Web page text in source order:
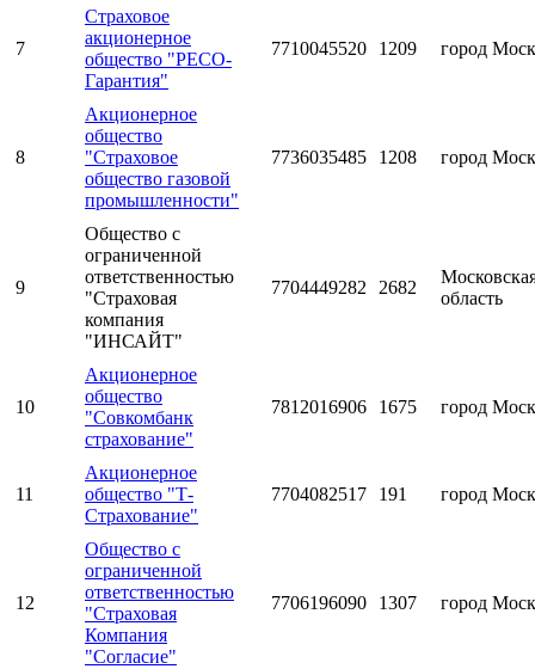
7
Страховое
акционерное
общество "РЕСО-
Гарантия"
7710045520 1209 город
8
Акционерное
общество
"Страховое
общество газовой
промышленности"
7736035485 1208 город
9
Общество с
ограниченной
ответственностью
"Страховая
компания
"ИНСАЙТ"
7704449282 2682
область
10
Акционерное
общество
"Совкомбанк
страхование"
7812016906 1675 город
11
Акционерное
общество "Т-
Страхование"
7704082517 191 город
12
Общество с
ограниченной
ответственностью
"Страховая
Компания
"Согласие"
7706196090 1307 город